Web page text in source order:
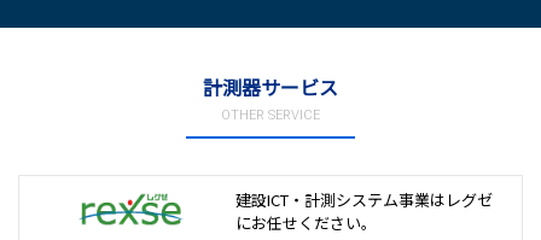
計測器サービス
OTHER SERVICE
建設ICT・計測システム事業は レグゼ
にお任せください。